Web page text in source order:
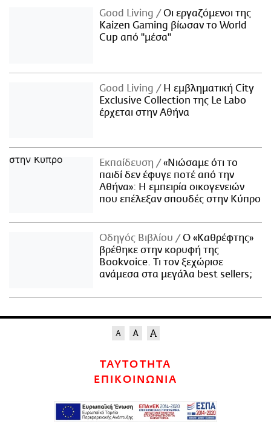
Good Living
Οι εργαζόμενοι της
Kaizen Gaming βίωσαν το World
Cup από "μέσα"
Good Living
Η εμβληματική City
Exclusive Collection της Le Labo
έρχεται στην Αθήνα
Εκπαίδευση
«Νιώσαμε ότι το
παιδί δεν έφυγε ποτέ από την
Αθήνα»: Η εμπειρία οικογενειών
που επέλεξαν σπουδές στην Κύπρο
Οδηγός Βιβλίου
Ο «Καθρέφτης»
βρέθηκε στην κορυφή της
Bookvoice. Τι τον ξεχώρισε
ανάμεσα στα μεγάλα best sellers;
ΤΑΥΤΟΤΗΤΑ
ΕΠΙΚΟΙΝΩΝΙΑ